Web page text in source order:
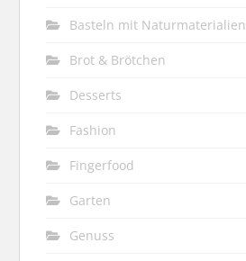
Basteln mit Naturmaterialien
Brot & Brötchen
Desserts
Fashion
Fingerfood
Garten
Genuss